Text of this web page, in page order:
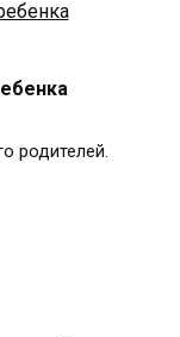
родителей.